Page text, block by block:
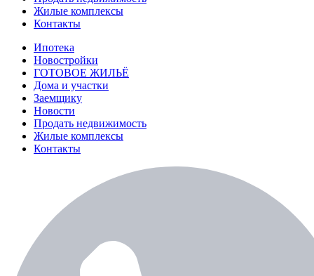
Жилые комплексы
Контакты
Ипотека
Новостройки
ГОТОВОЕ ЖИЛЬЁ
Дома и участки
Заемщику
Новости
Продать недвижимость
Жилые комплексы
Контакты